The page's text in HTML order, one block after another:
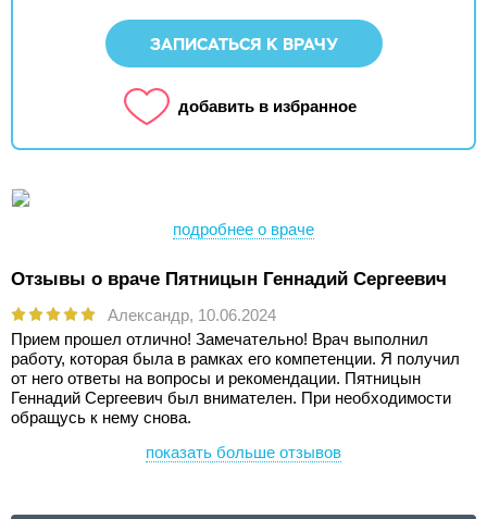
ЗАПИСАТЬСЯ К ВРАЧУ
добавить в избранное
подробнее о враче
Отзывы о враче Пятницын Геннадий Сергеевич
Александр, 10.06.2024
Прием прошел отлично! Замечательно! Врач выполнил
работу, которая была в рамках его компетенции. Я получил
от него ответы на вопросы и рекомендации. Пятницын
Геннадий Сергеевич был внимателен. При необходимости
обращусь к нему снова.
показать больше отзывов